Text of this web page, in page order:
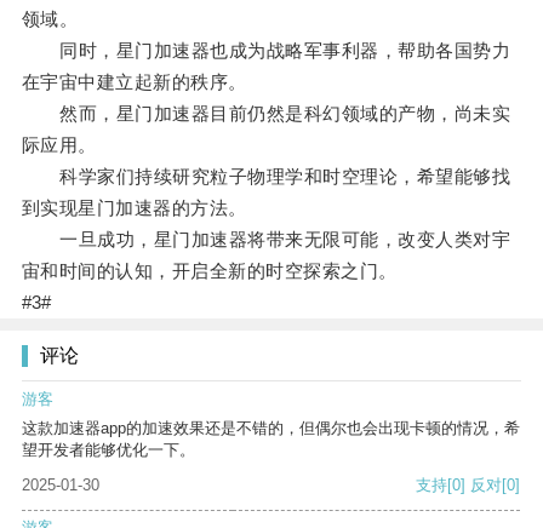
领域。
同时，星门加速器也成为战略军事利器，帮助各国势力
在宇宙中建立起新的秩序。
然而，星门加速器目前仍然是科幻领域的产物，尚未实
际应用。
科学家们持续研究粒子物理学和时空理论，希望能够找
到实现星门加速器的方法。
一旦成功，星门加速器将带来无限可能，改变人类对宇
宙和时间的认知，开启全新的时空探索之门。
#3#
评论
游客
这款加速器app的加速效果还是不错的，但偶尔也会出现卡顿的情况，希
望开发者能够优化一下。
2025-01-30
支持[0] 反对[0]